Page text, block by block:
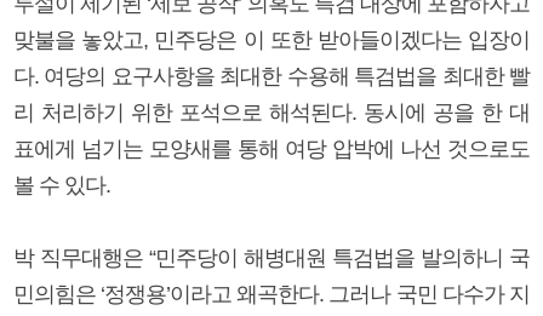
맞불을 놓았고, 민주당은 이 또한 받아들이겠다는 입장이
다. 여당의 요구사항을 최대한 수용해 특검법을 최대한 빨
리 처리하기 위한 포석으로 해석된다. 동시에 공을 한 대
표에게 넘기는 모양새를 통해 여당 압박에 나선 것으로도
볼 수 있다.
박 직무대행은 “민주당이 해병대원 특검법을 발의하니 국
민의힘은 ‘정쟁용’이라고 왜곡한다. 그러나 국민 다수가 지